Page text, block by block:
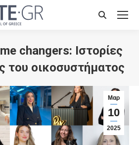
Search:
changers: Ιστορίες
του οικοσυστήματος
Μαρ
10
2025